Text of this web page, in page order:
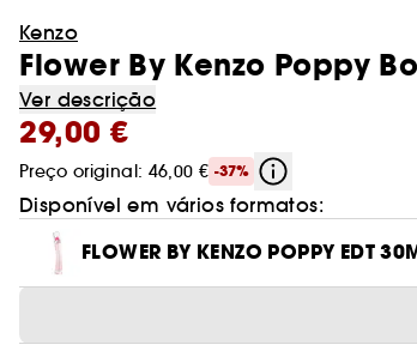
Kenzo
Flower By Kenzo Poppy
Ver descrição
29,00 €
Preço original: 46,00 € -37%
Disponível em vários formatos:
FLOWER BY KENZO POPPY EDT